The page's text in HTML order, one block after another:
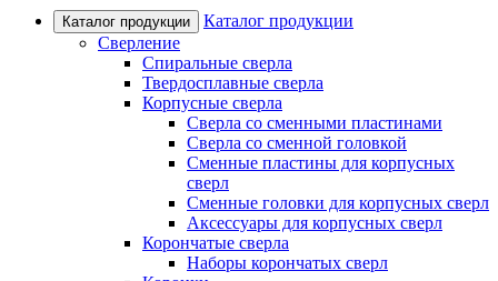
Каталог продукции
Каталог продукции
Сверление
Спиральные сверла
Твердосплавные сверла
Корпусные сверла
Сверла со сменными пластинами
Сверла со сменной головкой
Сменные пластины для корпусных
сверл
Сменные головки для корпусных сверл
Аксессуары для корпусных сверл
Корончатые сверла
Наборы корончатых сверл